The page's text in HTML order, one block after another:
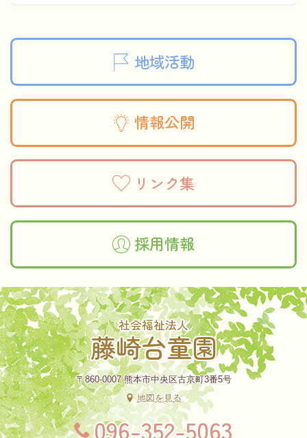
地域活動
情報公開
リンク集
採用情報
社会福祉法人
藤崎台童園
〒860-0007 熊本市中央区古京町3番5号
地図を見る
096-352-5063